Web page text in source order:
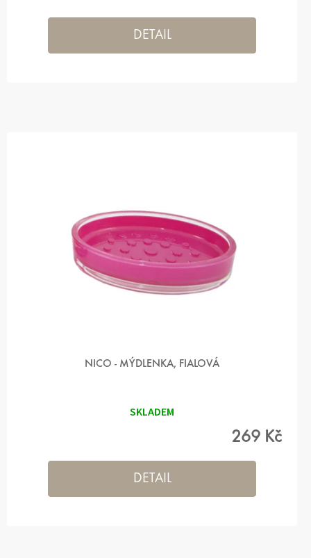
DETAIL
NICO - MÝDLENKA, FIALOVÁ
SKLADEM
269 Kč
DETAIL